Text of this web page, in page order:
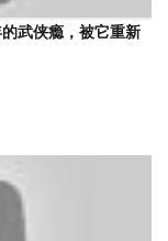
武侠瘾，被它重新